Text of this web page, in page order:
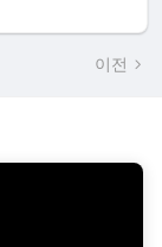
이전